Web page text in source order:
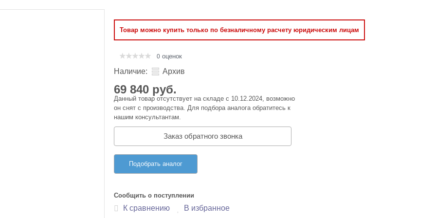
Товар можно купить только по безналичному расчету юридическим лицам
0 оценок
Наличие: Архив
69 840 руб.
Данный товар отсутствует на складе с 10.12.2024, возможно
он снят с производства. Для подбора аналога обратитесь к
нашим консультантам.
Заказ обратного звонка
Подобрать аналог
Сообщить о поступлении
К сравнению В избранное
память